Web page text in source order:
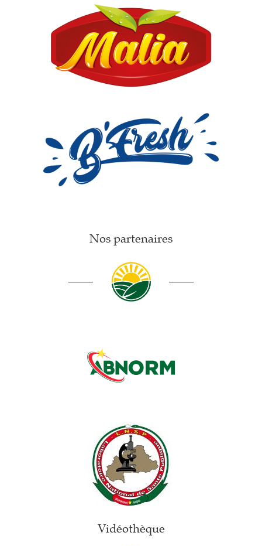
Nos partenaires
Vidéothèque